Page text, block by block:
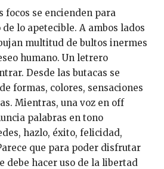
lo apetecible. A ambos lados
multitud de bultos inermes
humano. Un letrero
Desde las butacas se
formas, colores, sensaciones
Mientras, una voz en off
palabras en tono
hazlo, éxito, felicidad,
que para poder disfrutar
debe hacer uso de la libertad